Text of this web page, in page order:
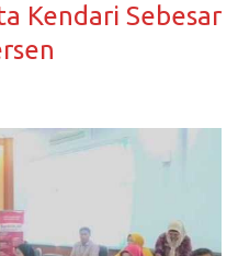
Kendari Sebesar